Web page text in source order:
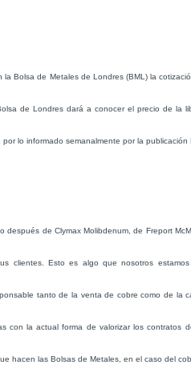
la Bolsa de Metales de Londres (BML) la
de Londres dará a conocer el precio de la
lo informado semanalmente por la publicación
después de Clymax Molibdenum, de Freport
clientes. Esto es algo que nosotros
tanto de la venta de cobre como de la
con la actual forma de valorizar los
hacen las Bolsas de Metales, en el caso del